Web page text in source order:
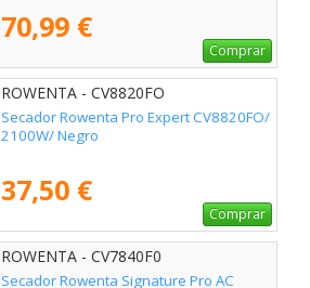
70,99 €
Comprar
ROWENTA - CV8820FO
Secador Rowenta Pro Expert CV8820FO/
2100W/ Negro
37,50 €
Comprar
ROWENTA - CV7840F0
Secador Rowenta Signature Pro AC